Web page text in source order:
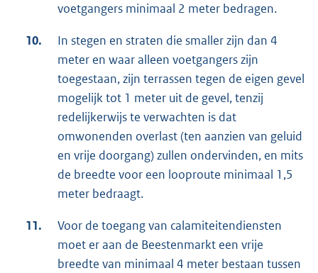
voetgangers minimaal 2 meter bedragen.
10.
In stegen en straten die smaller zijn dan 4
meter en waar alleen voetgangers zijn
toegestaan, zijn terrassen tegen de eigen gevel
mogelijk tot 1 meter uit de gevel, tenzij
redelijkerwijs te verwachten is dat
omwonenden overlast (ten aanzien van geluid
en vrije doorgang) zullen ondervinden, en mits
de breedte voor een looproute minimaal 1,5
meter bedraagt.
11.
Voor de toegang van calamiteitendiensten
moet er aan de Beestenmarkt een vrije
breedte van minimaal 4 meter bestaan tussen